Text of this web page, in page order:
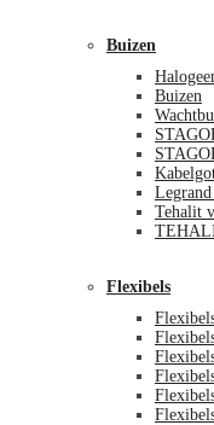
Buizen
Buizen
Tehalit
Flexibels